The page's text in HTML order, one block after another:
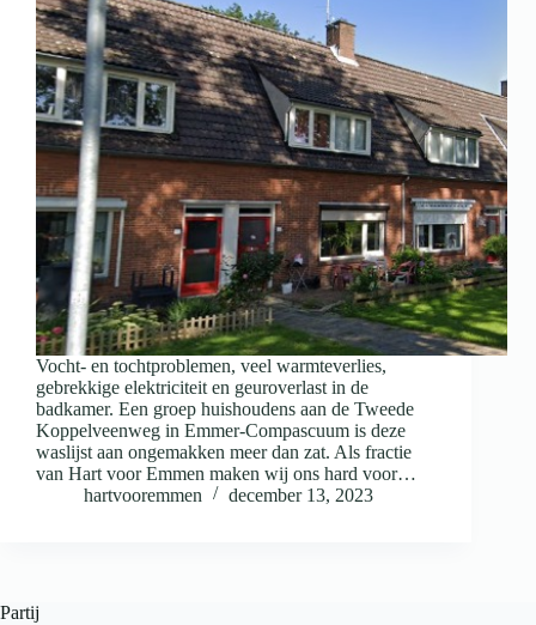
Vocht- en tochtproblemen, veel warmteverlies,
gebrekkige elektriciteit en geuroverlast in de
badkamer. Een groep huishoudens aan de Tweede
Koppelveenweg in Emmer-Compascuum is deze
waslijst aan ongemakken meer dan zat. Als fractie
van Hart voor Emmen maken wij ons hard voor…
hartvooremmen
december 13, 2023
Partij